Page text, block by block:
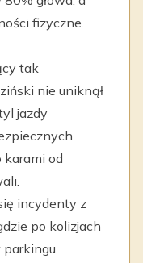
fizyczne.
tak
nie uniknął
jazdy
karami od
incydenty z
po kolizjach